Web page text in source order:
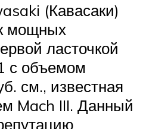
(Кавасаки)
мощных
ласточкой
с объемом
см., известная
Mach III. Данный